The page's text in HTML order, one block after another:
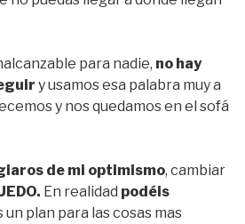
para nadie, no hay
y usamos esa palabra muy a
y nos quedamos en el sofá
de mi optimismo, cambiar
En realidad podéis
plan para las cosas mas